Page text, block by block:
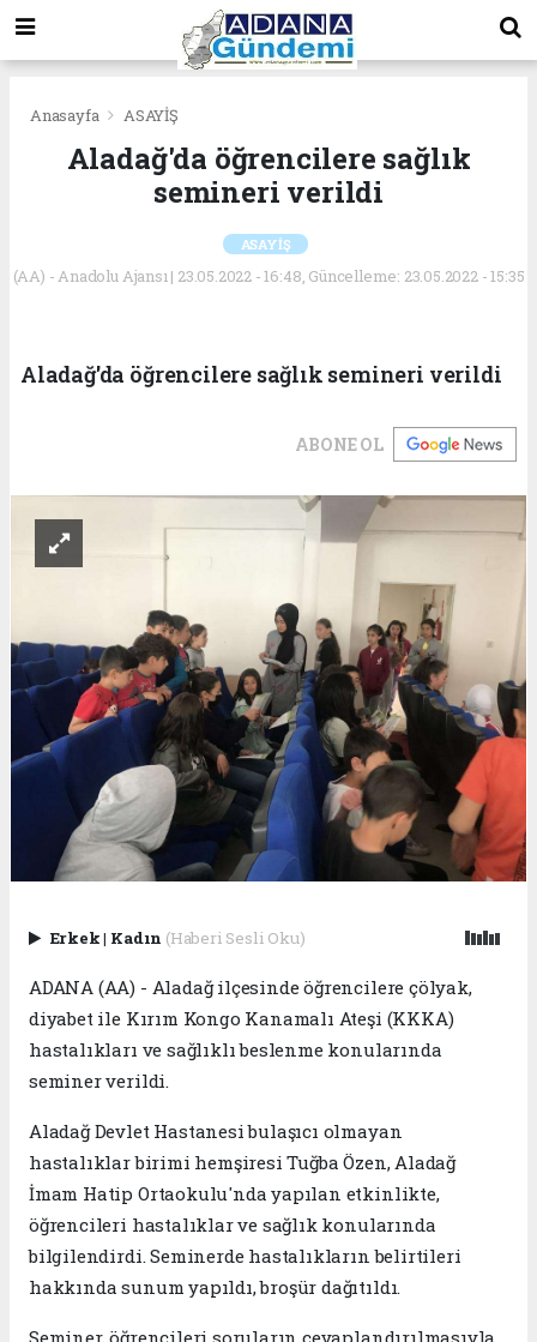
Anasayfa ASAYİŞ
Aladağ'da öğrencilere sağlık
semineri verildi
ASAYİŞ
(AA) - Anadolu Ajansı | 23.05.2022 - 16:48, Güncelleme: 23.05.2022 - 15:35
Aladağ'da öğrencilere sağlık semineri verildi
ABONE OL
Erkek| Kadın (Haberi Sesli Oku)
ADANA (AA) - Aladağ ilçesinde öğrencilere çölyak,
diyabet ile Kırım Kongo Kanamalı Ateşi (KKKA)
hastalıkları ve sağlıklı beslenme konularında
seminer verildi.
Aladağ Devlet Hastanesi bulaşıcı olmayan
hastalıklar birimi hemşiresi Tuğba Özen, Aladağ
İmam Hatip Ortaokulu'nda yapılan etkinlikte,
öğrencileri hastalıklar ve sağlık konularında
bilgilendirdi. Seminerde hastalıkların belirtileri
hakkında sunum yapıldı, broşür dağıtıldı.